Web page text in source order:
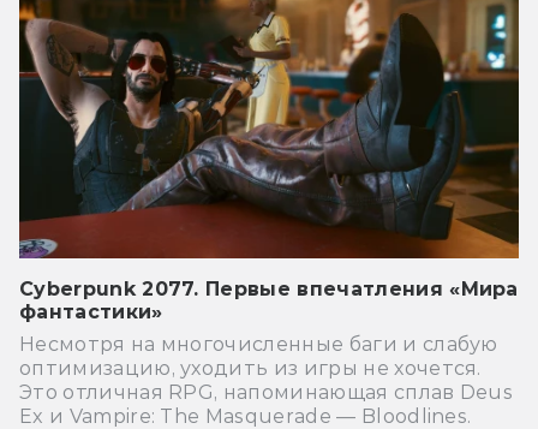
Cyberpunk 2077. Первые впечатления «Мира
фантастики»
Несмотря на многочисленные баги и слабую
оптимизацию, уходить из игры не хочется.
Это отличная RPG, напоминающая сплав Deus
Ex и Vampire: The Masquerade — Bloodlines.